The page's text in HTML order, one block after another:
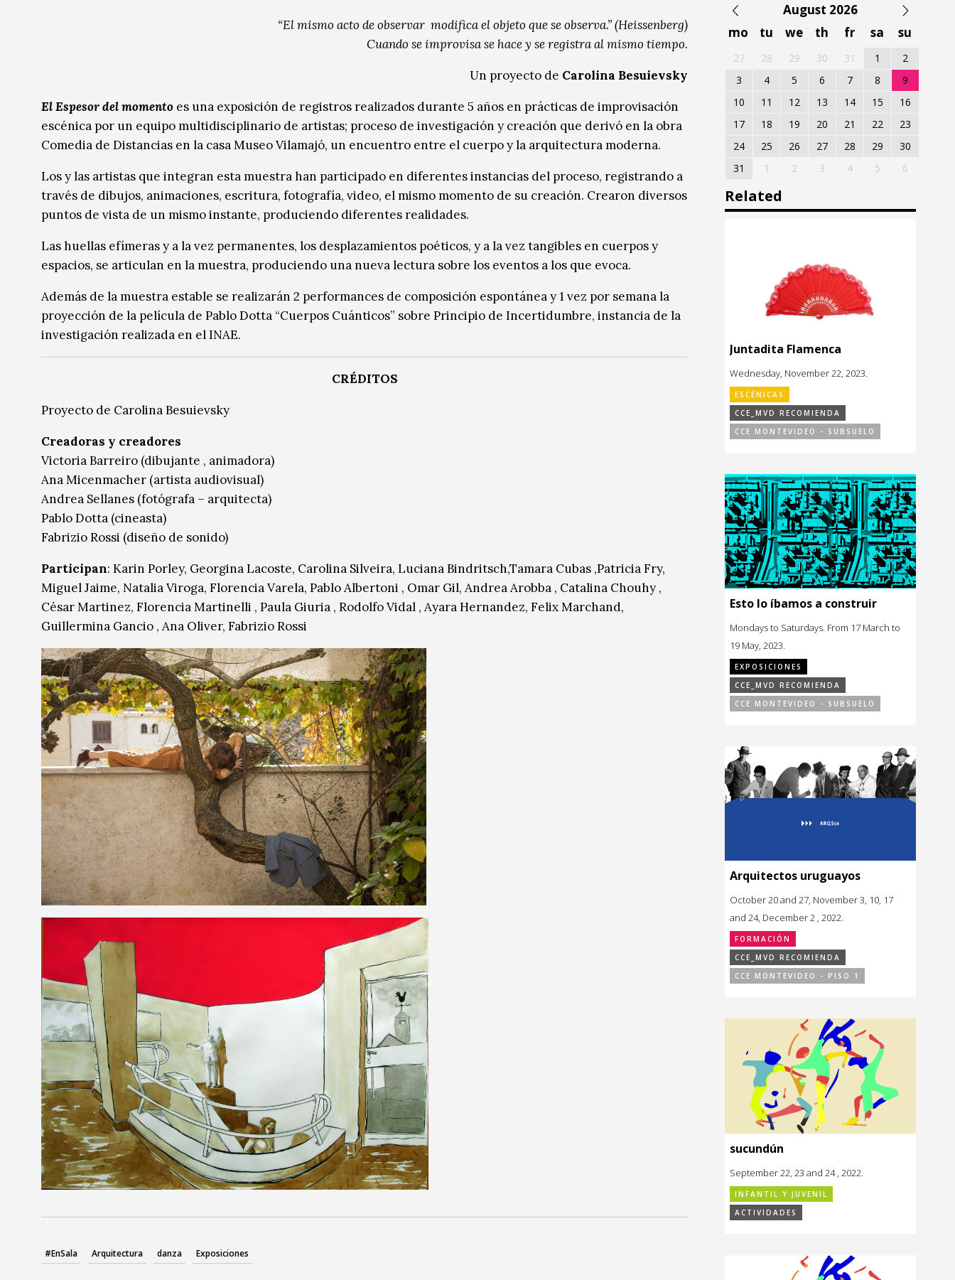
“El mismo acto de observar modifica el objeto que se observa.” (Heissenberg)
Cuando se improvisa se hace y se registra al mismo tiempo.
Un proyecto de Carolina Besuievsky
El Espesor del momento es una exposición de registros realizados durante 5 años en prácticas de improvisación
escénica por un equipo multidisciplinario de artistas; proceso de investigación y creación que derivó en la obra
Comedia de Distancias en la casa Museo Vilamajó, un encuentro entre el cuerpo y la arquitectura moderna.
Los y las artistas que integran esta muestra han participado en diferentes instancias del proceso, registrando a
través de dibujos, animaciones, escritura, fotografía, video, el mismo momento de su creación. Crearon diversos
puntos de vista de un mismo instante, produciendo diferentes realidades.
Las huellas efímeras y a la vez permanentes, los desplazamientos poéticos, y a la vez tangibles en cuerpos y
espacios, se articulan en la muestra, produciendo una nueva lectura sobre los eventos a los que evoca.
Además de la muestra estable se realizarán 2 performances de composición espontánea y 1 vez por semana la
proyección de la película de Pablo Dotta “Cuerpos Cuánticos” sobre Principio de Incertidumbre, instancia de la
investigación realizada en el INAE.
CRÉDITOS
Proyecto de Carolina Besuievsky
Creadoras y creadores
Victoria Barreiro (dibujante , animadora)
Ana Micenmacher (artista audiovisual)
Andrea Sellanes (fotógrafa – arquitecta)
Pablo Dotta (cineasta)
Fabrizio Rossi (diseño de sonido)
Participan: Karin Porley, Georgina Lacoste, Carolina Silveira, Luciana Bindritsch,Tamara Cubas ,Patricia Fry,
Miguel Jaime, Natalia Viroga, Florencia Varela, Pablo Albertoni , Omar Gil, Andrea Arobba , Catalina Chouhy ,
César Martinez, Florencia Martinelli , Paula Giuria , Rodolfo Vidal , Ayara Hernandez, Felix Marchand,
Guillermina Gancio , Ana Oliver, Fabrizio Rossi
#EnSala Arquitectura danza Exposiciones
August 2026
mo
tu we th fr sa su
27 28 29 30 31 1
2
3
4 5 6 7 8
9
10
11 12 13 14 15
16
17
18 19 20 21 22
23
24
25 26 27 28 29
30
31
1 2 3 4 5 6
Related
Juntadita Flamenca
Wednesday, November 22, 2023.
ESCÉNICAS
CCE_MVD RECOMIENDA
CCE MONTEVIDEO - SUBSUELO
Esto lo íbamos a construir
Mondays to Saturdays. From 17 March to
19 May, 2023.
EXPOSICIONES
CCE_MVD RECOMIENDA
CCE MONTEVIDEO - SUBSUELO
Arquitectos uruguayos
October 20 and 27, November 3, 10, 17
and 24, December 2 , 2022.
FORMACIÓN
CCE_MVD RECOMIENDA
CCE MONTEVIDEO - PISO 1
sucundún
September 22, 23 and 24 , 2022.
INFANTIL Y JUVENIL
ACTIVIDADES